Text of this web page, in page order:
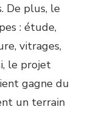
De plus, le
: étude,
vitrages,
le projet
gagne du
un terrain